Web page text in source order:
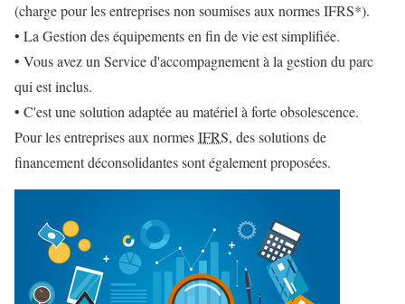
(charge pour les entreprises non soumises aux normes IFRS*).
• La Gestion des équipements en fin de vie est simplifiée.
• Vous avez un Service d'accompagnement à la gestion du parc
qui est inclus.
• C'est une solution adaptée au matériel à forte obsolescence.
Pour les entreprises aux normesIFRS, des solutions de
financement déconsolidantes sont également proposées.